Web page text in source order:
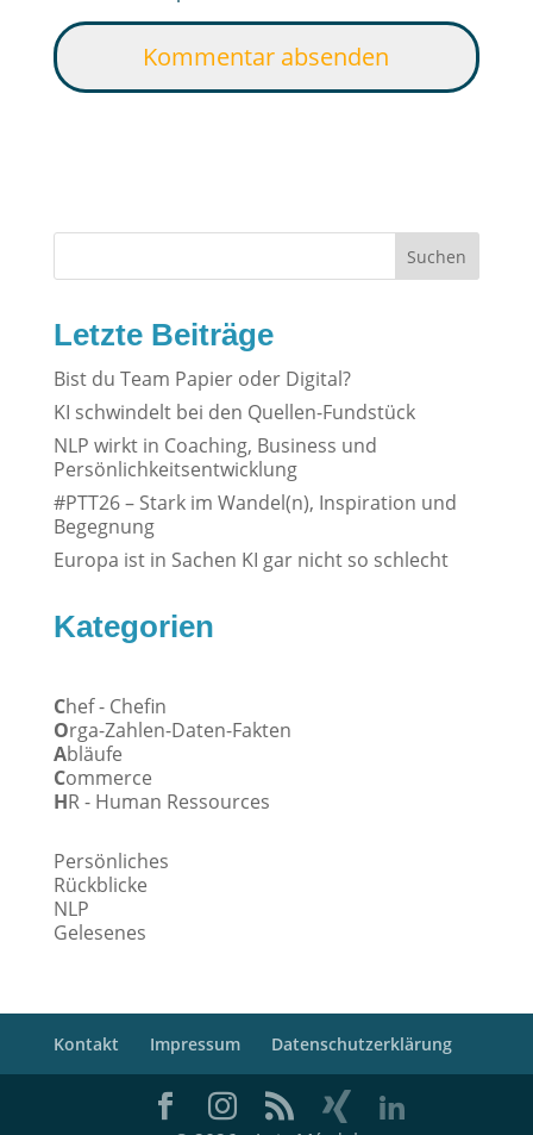
Suchen
Letzte Beiträge
Bist du Team Papier oder Digital?
KI schwindelt bei den Quellen-Fundstück
NLP wirkt in Coaching, Business und
Persönlichkeitsentwicklung
#PTT26 – Stark im Wandel(n), Inspiration und
Begegnung
Europa ist in Sachen KI gar nicht so schlecht
Kategorien
Chef - Chefin
Orga-Zahlen-Daten-Fakten
Abläufe
Commerce
HR - Human Ressources
Persönliches
Rückblicke
NLP
Gelesenes
Kontakt Impressum Datenschutzerklärung